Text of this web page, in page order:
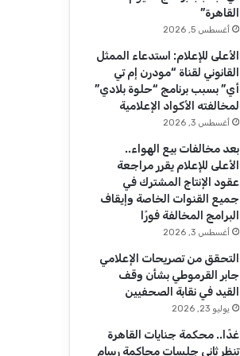
ا
م
القاهرة”
أغسطس 5, 2026
الأعلى للإعلام: استدعاء الممثل
القانوني لقناة “مودرن إم تي
أي” بسبب برنامج “حلوة بلادي”
لمخالفته الأكواد الإعلامية
أغسطس 3, 2026
بعد مخالفات بيع الهواء..
الأعلى للإعلام يقرر مراجعة
عقود الإنتاج المشترك في
جميع القنوات الخاصة وإيقاف
البرامج المخالفة فورًا
أغسطس 3, 2026
التحقق من تصريحات الإعلامي
جابر القرموطي بشأن وقف
القيد في نقابة الصحفيين
يوليو 23, 2026
غدًا.. محكمة جنايات القاهرة
تنظر ثاني جلسات محاكمة رسام